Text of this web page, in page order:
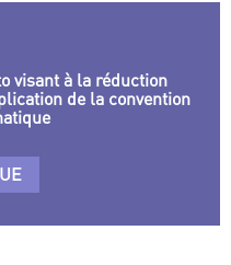
visant à la réduction
de la convention